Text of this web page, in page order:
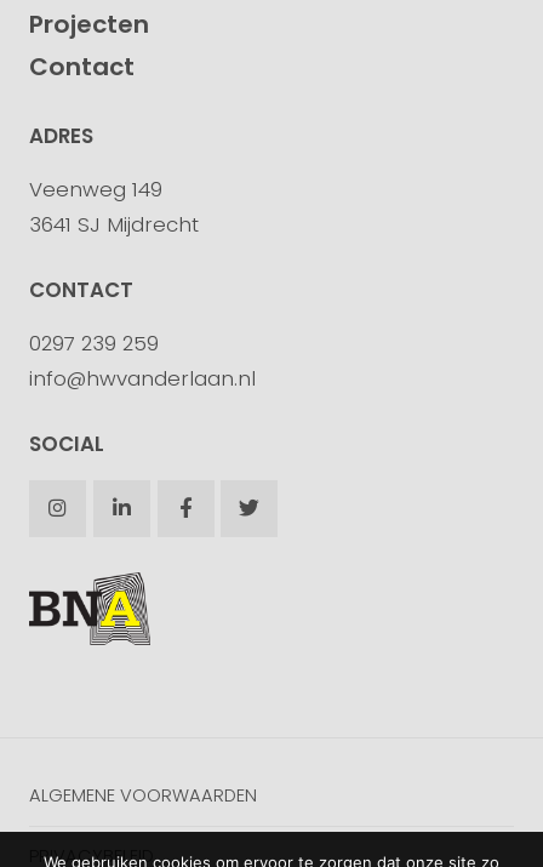
Projecten
Contact
ADRES
Veenweg 149
3641 SJ Mijdrecht
CONTACT
0297 239 259
info@hwvanderlaan.nl
SOCIAL
ALGEMENE VOORWAARDEN
PRIVACYBELEID
We gebruiken cookies om ervoor te zorgen dat onze site zo